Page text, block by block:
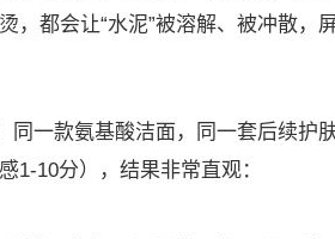
，都会让“水泥”被溶解、被冲散
同一款氨基酸洁面，同一套后续护
1-10分），结果非常直观：